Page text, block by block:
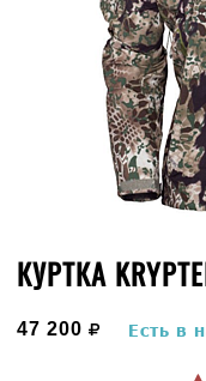
КУРТКА
47 200 руб.
Есть в